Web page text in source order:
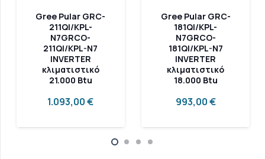
Gree Pular GRC-
211QI/KPL-
N7GRCO-
211QI/KPL-N7
INVERTER
κλιματιστικό
21.000 Btu
1.093,00€
Gree Pular GRC-
181QI/KPL-
N7GRCO-
181QI/KPL-N7
INVERTER
κλιματιστικό
18.000 Btu
993,00€